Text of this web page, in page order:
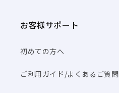
お客様サポート
初めての方へ
ご利用ガイド/よくあるご質問